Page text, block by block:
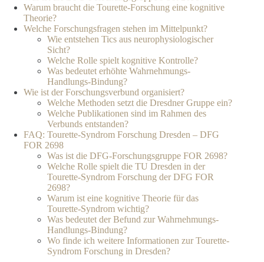
Warum braucht die Tourette-Forschung eine kognitive
Theorie?
Welche Forschungsfragen stehen im Mittelpunkt?
Wie entstehen Tics aus neurophysiologischer
Sicht?
Welche Rolle spielt kognitive Kontrolle?
Was bedeutet erhöhte Wahrnehmungs-
Handlungs-Bindung?
Wie ist der Forschungsverbund organisiert?
Welche Methoden setzt die Dresdner Gruppe ein?
Welche Publikationen sind im Rahmen des
Verbunds entstanden?
FAQ: Tourette-Syndrom Forschung Dresden – DFG
FOR 2698
Was ist die DFG-Forschungsgruppe FOR 2698?
Welche Rolle spielt die TU Dresden in der
Tourette-Syndrom Forschung der DFG FOR
2698?
Warum ist eine kognitive Theorie für das
Tourette-Syndrom wichtig?
Was bedeutet der Befund zur Wahrnehmungs-
Handlungs-Bindung?
Wo finde ich weitere Informationen zur Tourette-
Syndrom Forschung in Dresden?